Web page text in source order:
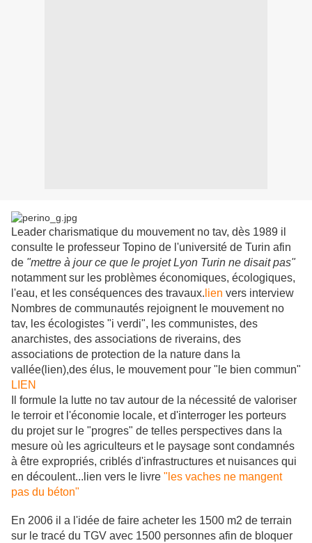
Leader charismatique du mouvement no tav, dès 1989 il
consulte le professeur Topino de l'université de Turin afin
de "mettre à jour ce que le projet Lyon Turin ne disait pas"
notamment sur les problèmes économiques, écologiques,
l'eau, et les conséquences des travaux. lien vers interview
Nombres de communautés rejoignent le mouvement no
tav, les écologistes "i verdi", les communistes, des
anarchistes, des associations de riverains, des
associations de protection de la nature dans la
vallée(lien),des élus, le mouvement pour "le bien commun"
LIEN
Il formule la lutte no tav autour de la nécessité de valoriser
le terroir et l'économie locale, et d'interroger les porteurs
du projet sur le "progres" de telles perspectives dans la
mesure où les agriculteurs et le paysage sont condamnés
à être expropriés, criblés d'infrastructures et nuisances qui
en découlent...lien vers le livre "les vaches ne mangent
pas du béton"
En 2006 il a l'idée de faire acheter les 1500 m2 de terrain
sur le tracé du TGV avec 1500 personnes afin de bloquer